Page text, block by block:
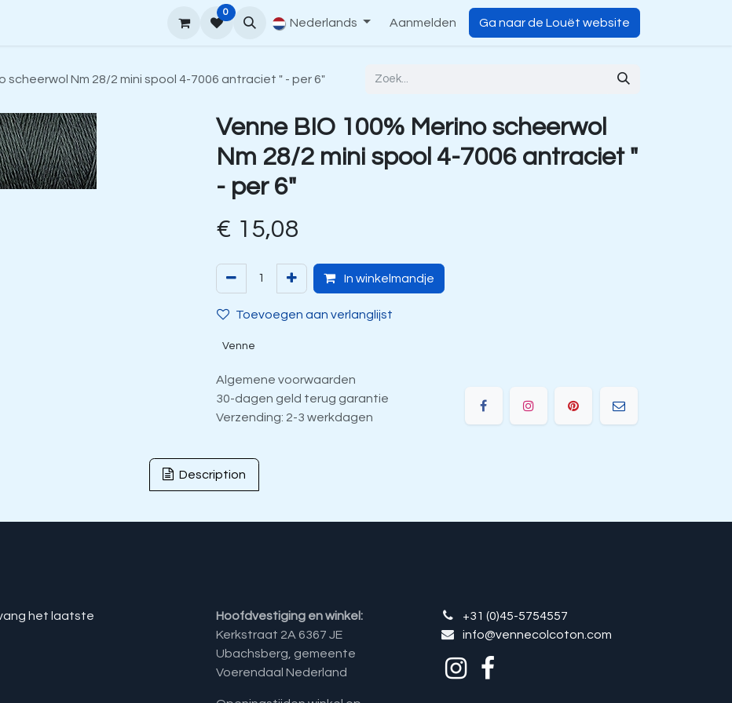
Hoe te bestellen Contact
0
Nederlands Aanmelden Ga naar de Louët website
scheerwol Nm 28/2 mini spool 4-7006 antraciet " - per 6"
Venne BIO 100% Merino scheerwol
Nm 28/2 mini spool 4-7006 antraciet "
- per 6"
€ 15,08
In winkelmandje
Toevoegen aan verlanglijst
Venne
Algemene voorwaarden
30-dagen geld terug garantie
Verzending: 2-3 werkdagen
Description
het laatste
Hoofdvestiging en winkel:
Kerkstraat 2A 6367 JE
Ubachsberg, gemeente
Voerendaal Nederland
+31 (0)45-5754557
info@vennecolcoton.com